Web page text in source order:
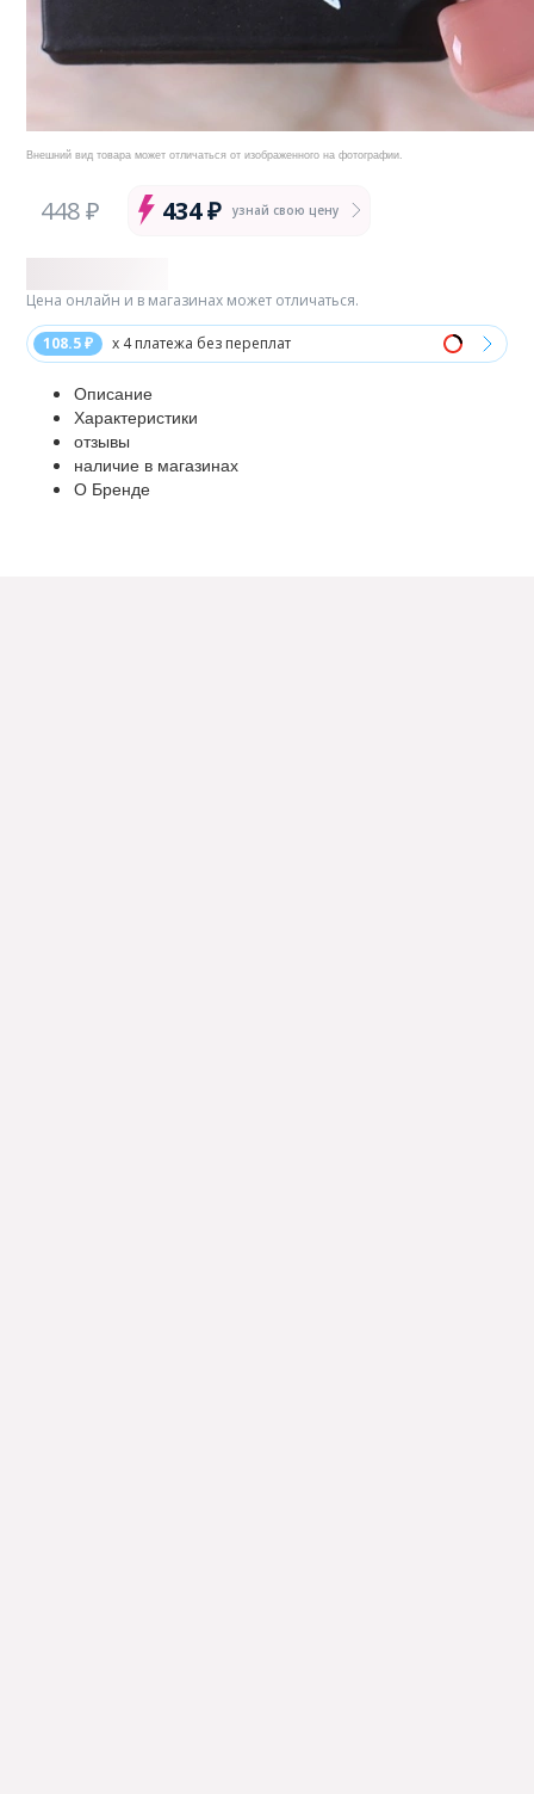
Внешний вид товара может отличаться от изображенного на фотографии.
448 ₽ 434 ₽ узнай свою цену
108.5 ₽ x 4 платежа без переплат
Цена онлайн и в магазинах может отличаться.
Описание
Характеристики
отзывы
наличие в магазинах
О Бренде